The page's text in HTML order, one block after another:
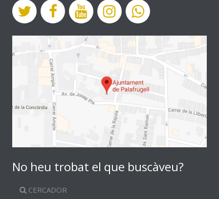
No heu trobat el que buscàveu?
CERCADOR